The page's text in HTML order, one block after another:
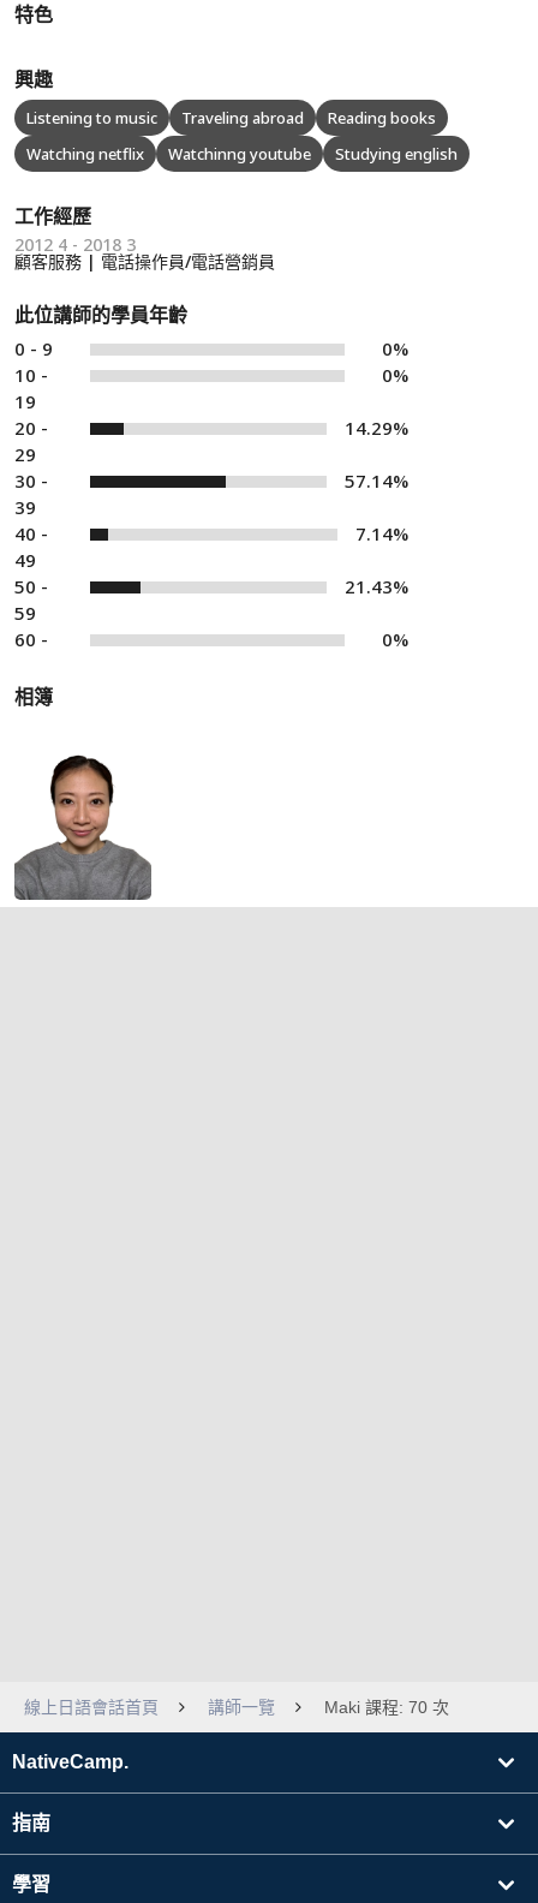
特色
興趣
Listening to music Traveling abroad
Reading books
Watching netflix
Watchinng youtube Studying english
工作經歷
2012 4 - 2018 3
顧客服務 | 電話操作員/電話營銷員
此位講師的學員年齡
0 - 9
0%
10 -
19
0%
20 -
29
14.29%
30 -
39
57.14%
40 -
49
7.14%
50 -
59
21.43%
60 - 0%
相簿
線上日語會話首頁 講師一覽 Maki 課程: 70 次
NativeCamp.
指南
學習